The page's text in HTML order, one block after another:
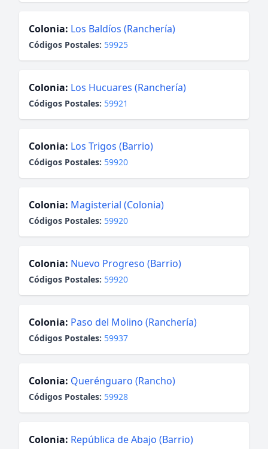
Colonia: Los Baldíos (Ranchería)
Códigos Postales: 59925
Colonia: Los Hucuares (Ranchería)
Códigos Postales: 59921
Colonia: Los Trigos (Barrio)
Códigos Postales: 59920
Colonia: Magisterial (Colonia)
Códigos Postales: 59920
Colonia: Nuevo Progreso (Barrio)
Códigos Postales: 59920
Colonia: Paso del Molino (Ranchería)
Códigos Postales: 59937
Colonia: Querénguaro (Rancho)
Códigos Postales: 59928
Colonia: República de Abajo (Barrio)